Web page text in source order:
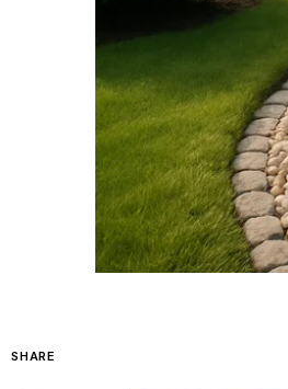
SHARE